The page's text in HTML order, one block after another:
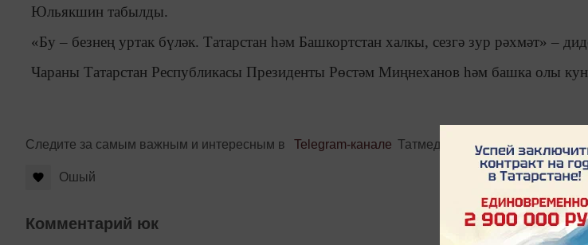
Юльякшин табылды.
«Бу – безнең уртак бүләк. Татарстан һәм Башкортстан халкы, сезгә зур рәхмәт» –
Чараны Татарстан Республикасы Президенты Рөстәм Миңнеханов һәм башка олы
Следите за самым важным и интересным в Telegram-канале Татмедиа
Ошый
Комментарий юк